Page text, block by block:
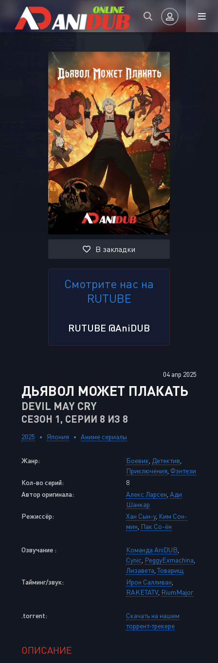
Авторизация
Запомнить
ВОЙТИ НА САЙТ
Регистрация Восстановить пароль
Или войти через
В закладки
Смотрите нас на
RUTUBE
RUTUBE @AniDUB
04 апр 2025
ДЬЯВОЛ МОЖЕТ ПЛАКАТЬ
DEVIL MAY CRY
СЕЗОН 1, СЕРИИ 8 ИЗ 8
2025 Япония Аниме сериалы
Жанр: Боевик Детектив
Приключения Фэнтези
Кол-во серий:
8
Автор оригинала:
Алекс Ларсен Ади
Шанкар
Режиссёр:
Хан Сын-у, Ким Сон-
мин Пак Со-ён
Озвучание : Команда AniDUB
Cynic PeggyExmachina
Лизавета Товарищ
Тайминг/звук:
Ирон Салливан
RAKETATV, RiumMajor
.torrent:
Скачать на нашем
торрент-трекере
ОПИСАНИЕ